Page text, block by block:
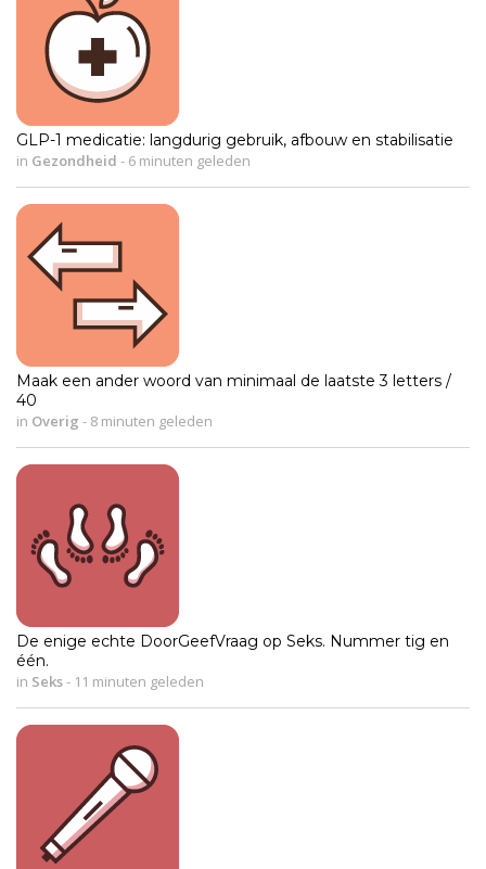
GLP-1 medicatie: langdurig gebruik, afbouw en stabilisatie
in Gezondheid - 6 minuten geleden
Maak een ander woord van minimaal de laatste 3 letters /
40
in Overig - 8 minuten geleden
De enige echte DoorGeefVraag op Seks. Nummer tig en
één.
in Seks- 11 minuten geleden